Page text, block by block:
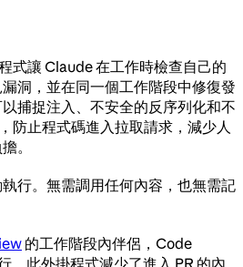
式讓 Claude 在工作時檢查自己的
洞，並在同一個工作階段中修復發
捕捉注入、不安全的反序列化和不
防止程式碼進入拉取請求，減少人
。
行。無需調用任何內容，也無需記
的工作階段內伴侶，Code